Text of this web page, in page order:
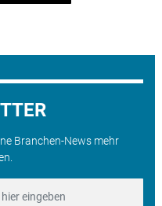
Branchen-News mehr